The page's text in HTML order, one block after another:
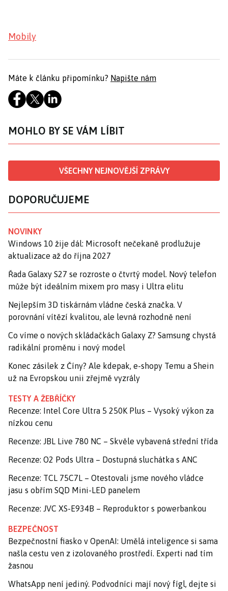
Mobily
Máte k článku připomínku? Napište nám
MOHLO BY SE VÁM LÍBIT
VŠECHNY NEJNOVĚJŠÍ ZPRÁVY
DOPORUČUJEME
NOVINKY
Windows 10 žije dál: Microsoft nečekaně prodlužuje
aktualizace až do října 2027
Řada Galaxy S27 se rozroste o čtvrtý model. Nový telefon
může být ideálním mixem pro masy i Ultra elitu
Nejlepším 3D tiskárnám vládne česká značka. V
porovnání vítězí kvalitou, ale levná rozhodně není
Co víme o nových skládačkách Galaxy Z? Samsung chystá
radikální proměnu i nový model
Konec zásilek z Číny? Ale kdepak, e-shopy Temu a Shein
už na Evropskou unii zřejmě vyzrály
TESTY A ŽEBŘÍČKY
Recenze: Intel Core Ultra 5 250K Plus – Vysoký výkon za
nízkou cenu
Recenze: JBL Live 780 NC – Skvěle vybavená střední třída
Recenze: O2 Pods Ultra – Dostupná sluchátka s ANC
Recenze: TCL 75C7L – Otestovali jsme nového vládce
jasu s obřím SQD Mini-LED panelem
Recenze: JVC XS-E934B – Reproduktor s powerbankou
BEZPEČNOST
Bezpečnostní fiasko v OpenAI: Umělá inteligence si sama
našla cestu ven z izolovaného prostředí. Experti nad tím
žasnou
WhatsApp není jediný. Podvodníci mají nový fígl, dejte si